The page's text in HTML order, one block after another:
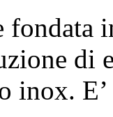
di
inox.